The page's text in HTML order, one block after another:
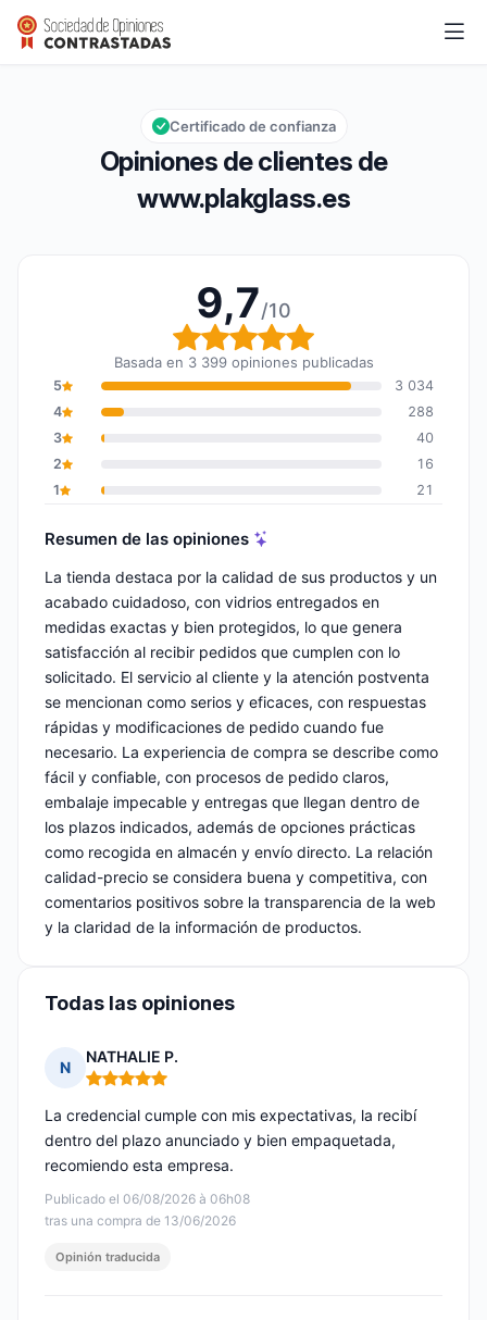
www.plakglass.es
Calificación global: 9,7 de 10
9,7/10
Opiniones de clientes de
www.plakglass.es
Certificado de confianza
9,7/10
Calificación global: 9,7
Basada en 3 399 opiniones publicadas
5
3 034
4
288
3
40
2
16
1
21
Resumen de las opiniones
La tienda destaca por la calidad de sus productos y un
acabado cuidadoso, con vidrios entregados en
medidas exactas y bien protegidos, lo que genera
satisfacción al recibir pedidos que cumplen con lo
solicitado. El servicio al cliente y la atención postventa
se mencionan como serios y eficaces, con respuestas
rápidas y modificaciones de pedido cuando fue
necesario. La experiencia de compra se describe como
fácil y confiable, con procesos de pedido claros,
embalaje impecable y entregas que llegan dentro de
los plazos indicados, además de opciones prácticas
como recogida en almacén y envío directo. La relación
calidad-precio se considera buena y competitiva, con
comentarios positivos sobre la transparencia de la web
y la claridad de la información de productos.
Todas las opiniones
N
NATHALIE P.
Nota: 5 de 5
Publicado el 06/08/2026 à 06h08
tras una compra de 13/06/2026
La credencial cumple con mis expectativas, la recibí
dentro del plazo anunciado y bien empaquetada,
recomiendo esta empresa.
Opinión traducida